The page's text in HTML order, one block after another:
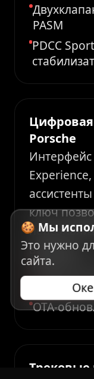
PASM
PDCC
Цифровая
Porsche
ключ
водителя.
Porsche
Remote
OTA-
Трековые
🍪 Мы
Это нужно
сайта.